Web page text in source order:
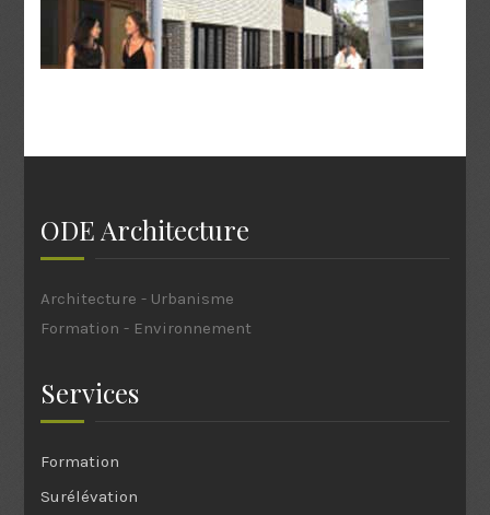
ODE Architecture
Architecture - Urbanisme
Formation - Environnement
Services
Formation
Surélévation